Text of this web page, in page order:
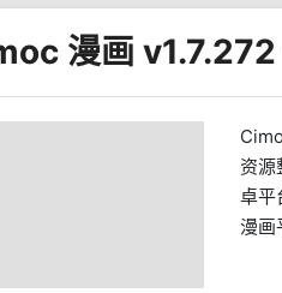
漫画
资源
卓平
漫画